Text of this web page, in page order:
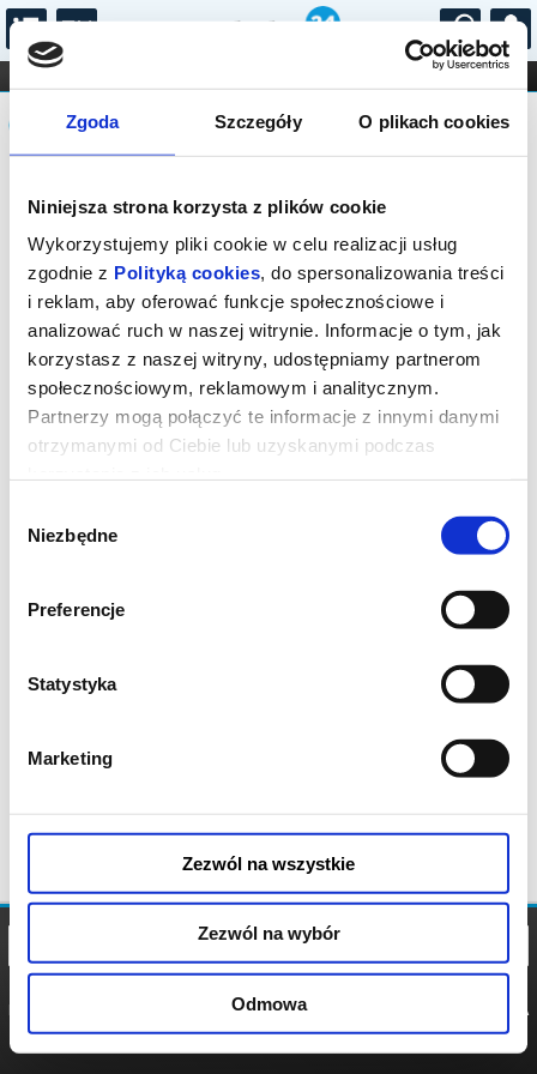
Zgoda Szczegóły O plikach cookies
Niniejsza strona korzysta z plików cookie
Wykorzystujemy pliki cookie w celu realizacji usług
zgodnie z Polityką cookies, do spersonalizowania treści
i reklam, aby oferować funkcje społecznościowe i
analizować ruch w naszej witrynie. Informacje o tym, jak
korzystasz z naszej witryny, udostępniamy partnerom
społecznościowym, reklamowym i analitycznym.
Partnerzy mogą połączyć te informacje z innymi danymi
otrzymanymi od Ciebie lub uzyskanymi podczas
zgody
Niezbędne
Preferencje
Statystyka
Marketing
Zezwól na wszystkie
Zezwól na wybór
Odmowa
...
FILHARMONIA OPERA I BALET
STAND-UP
DLA DZIECI
Komunikat
Sprzedaż on-line została zakończona,
sprawdź dostępność biletów w kasie.
POLITYKA
POLITYKA